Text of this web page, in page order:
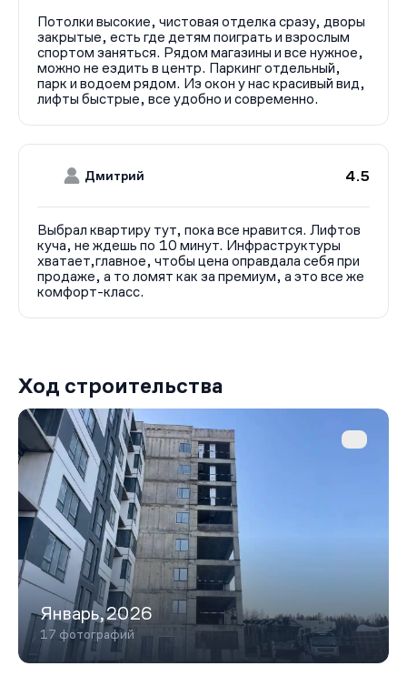
Потолки высокие, чистовая отделка сразу, дворы
закрытые, есть где детям поиграть и взрослым
спортом заняться. Рядом магазины и все нужное,
можно не ездить в центр. Паркинг отдельный,
парк и водоем рядом. Из окон у нас красивый вид,
лифты быстрые, все удобно и современно.
Дмитрий 4.5
Выбрал квартиру тут, пока все нравится. Лифтов
куча, не ждешь по 10 минут. Инфраструктуры
хватает,главное, чтобы цена оправдала себя при
продаже, а то ломят как за премиум, а это все же
комфорт-класс.
Ход строительства
Январь,2026
17 фотографий